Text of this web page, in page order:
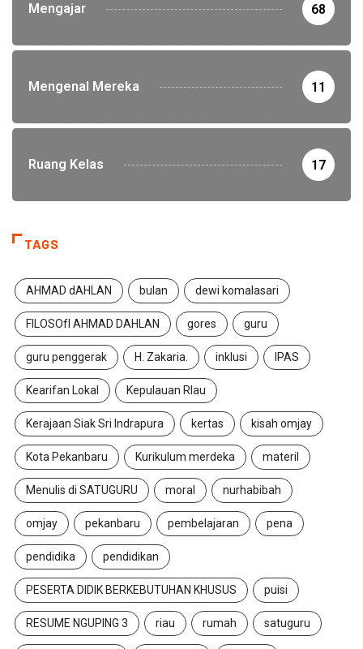
Mengajar 68
Mengenal Mereka 11
Ruang Kelas 17
TAGS
AHMAD dAHLAN bulan dewi komalasari
FILOSOfI AHMAD DAHLAN gores guru
guru penggerak H. Zakaria. inklusi IPAS
Kearifan Lokal Kepulauan RIau
Kerajaan Siak Sri Indrapura kertas kisah omjay
Kota Pekanbaru Kurikulum merdeka materil
Menulis di SATUGURU moral nurhabibah
omjay pekanbaru pembelajaran pena
pendidika pendidikan
PESERTA DIDIK BERKEBUTUHAN KHUSUS puisi
RESUME NGUPING 3 riau rumah satuguru